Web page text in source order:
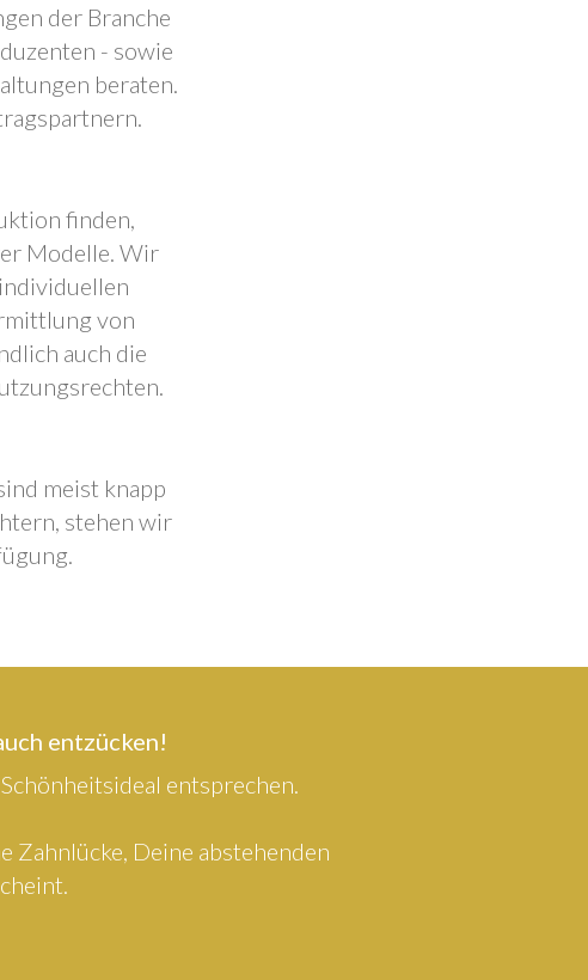
der Branche
- sowie
beraten.
finden,
Modelle. Wir
von
auch die
meist knapp
stehen wir
entzücken!
entsprechen.
Deine abstehenden